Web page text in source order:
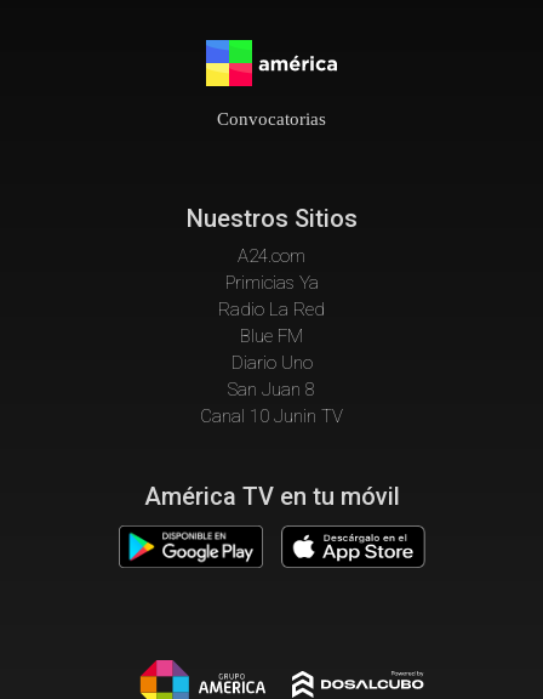
Convocatorias
Nuestros Sitios
A24.com
Primicias Ya
Radio La Red
Blue FM
Diario Uno
San Juan 8
Canal 10 Junin TV
América TV en tu móvil